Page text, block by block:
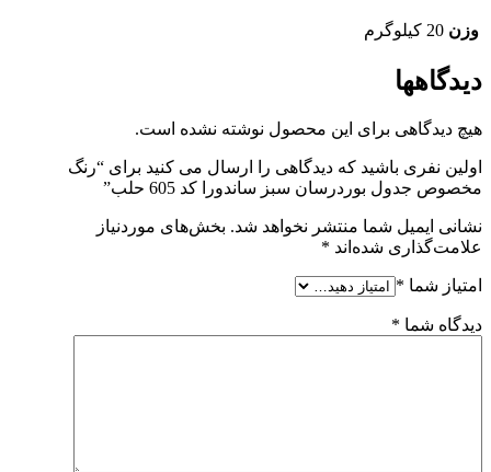
وزن 20 کیلوگرم
دیدگاهها
هیچ دیدگاهی برای این محصول نوشته نشده است.
اولین نفری باشید که دیدگاهی را ارسال می کنید برای “رنگ
مخصوص جدول بوردرسان سبز ساندورا کد 605 حلب”
نشانی ایمیل شما منتشر نخواهد شد. بخش‌های موردنیاز
علامت‌گذاری شده‌اند *
امتیاز شما *
دیدگاه شما *